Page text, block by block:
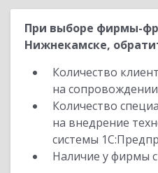
При выборе фирмы-
Нижнекамске,
Количество
на
Количество
на внедрение
системы
Наличие у фирмы